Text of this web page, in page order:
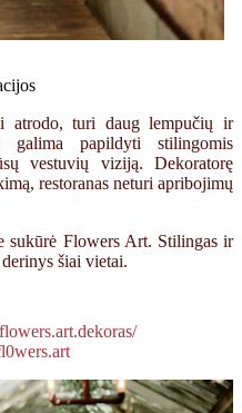
atrodo, turi daug lempučių ir
galima papildyti stilingomis
vestuvių viziją. Dekoratorę
restoranas neturi apribojimų
sukūrė Flowers Art. Stilingas ir
šiai vietai.